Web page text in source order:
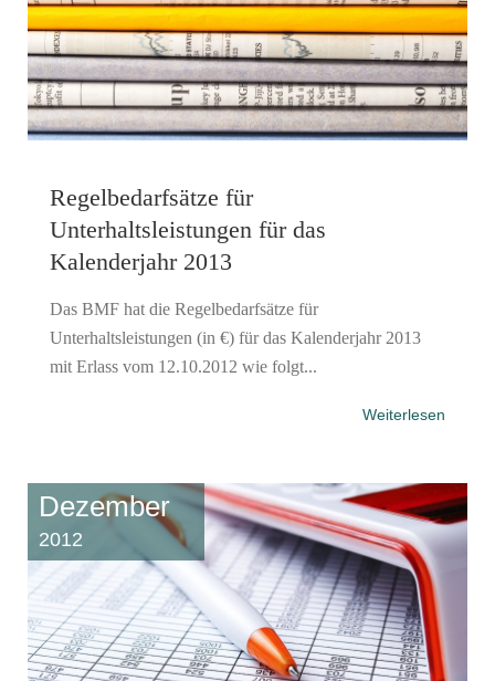
Regelbedarfsätze für
Unterhaltsleistungen für das
Kalenderjahr 2013
Das BMF hat die Regelbedarfsätze für
Unterhaltsleistungen (in €) für das Kalenderjahr 2013
mit Erlass vom 12.10.2012 wie folgt...
Weiterlesen
Dezember
2012